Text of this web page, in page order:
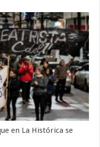
en La Histórica se